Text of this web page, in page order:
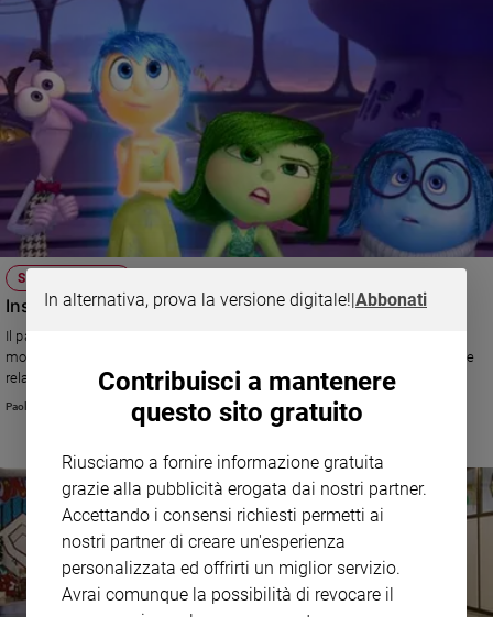
STASERA IN TV
Inside Out: non c’è Gioia senza Tristezza
Il parere di Luigi Zoja. Lo psicoanalista ha visto per noi “Inside out”: «Sa
mostrare la parte invisibile della psiche umana, ma trascura il valore delle
relazioni»
Paolo Perazzolo
In alternativa, prova la versione digitale!|Abbonati
Contribuisci a mantenere
questo sito gratuito
Riusciamo a fornire informazione gratuita
grazie alla pubblicità erogata dai nostri partner.
Accettando i consensi richiesti permetti ai
nostri partner di creare un'esperienza
personalizzata ed offrirti un miglior servizio.
Avrai comunque la possibilità di revocare il